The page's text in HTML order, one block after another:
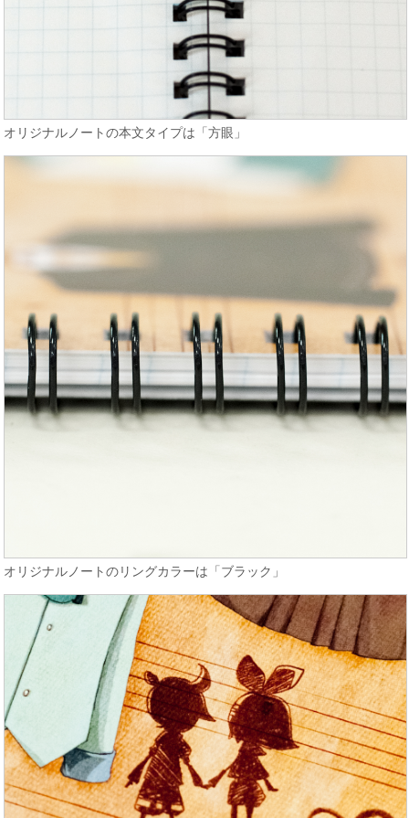
オリジナルノートの本文タイプは「方眼」
オリジナルノートのリングカラーは「ブラック」